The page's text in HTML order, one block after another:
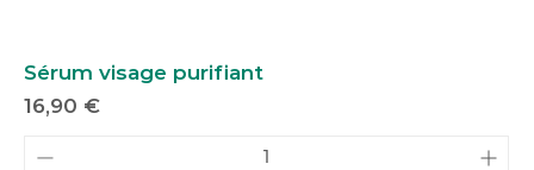
Sérum visage purifiant
Prix
16,90 €